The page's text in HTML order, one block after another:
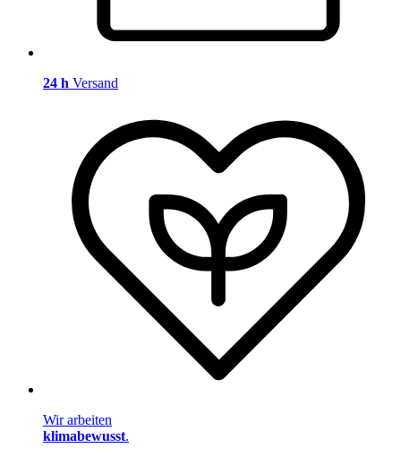
24 h Versand
Wir arbeiten
klimabewusst.